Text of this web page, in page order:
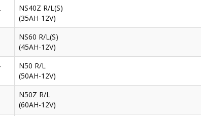
NS40Z R/L(S)
(35AH-12V)
NS60 R/L(S)
(45AH-12V)
N50 R/L
(50AH-12V)
N50Z R/L
(60AH-12V)